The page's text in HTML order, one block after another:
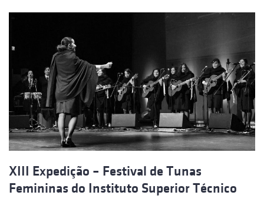
XIII Expedição – Festival de Tunas
Femininas do Instituto Superior Técnico